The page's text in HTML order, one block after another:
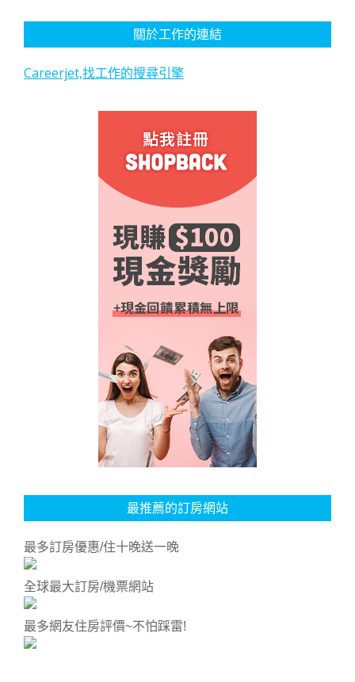
關於工作的連結
Careerjet,找工作的搜尋引擎
最推薦的訂房網站
最多訂房優惠/住十晚送一晚
全球最大訂房/機票網站
最多網友住房評價~不怕踩雷!